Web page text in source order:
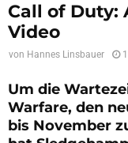
Call of Duty:
Video
von Hannes Linsbauer
Um die
Warfare, den
bis November